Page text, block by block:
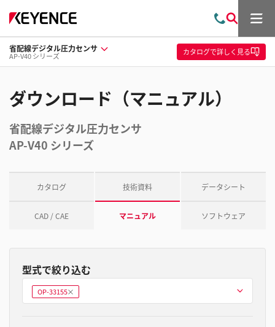
問
い
合
わ
索
メ
ュ
ー
省配線デジタル圧力センサ
AP-V40 シリーズ カタログで詳しく見る
ダウンロード（マニュアル）
省配線デジタル圧力センサ
AP-V40 シリーズ
カタログ 技術資料 データシート
CAD / CAE マニュアル ソフトウェア
型式で絞り込む
型式を選ぶ
OP-33155削
除